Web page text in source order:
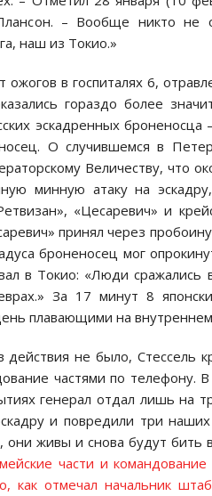
– Вообще никто не
наш из Токио.»
в госпиталях 6,
гораздо более
эскадренных броненосца
О случившемся в
Величеству, что
минную атаку на
«Цесаревич» и
принял через
броненосец мог
в Токио: «Люди сражались
За 17 минут 8
плавающими на
не было, Стессель
частями по телефону.
генерал отдал лишь на
и повредили три
живы и снова будут бить
части и
как отмечал начальник